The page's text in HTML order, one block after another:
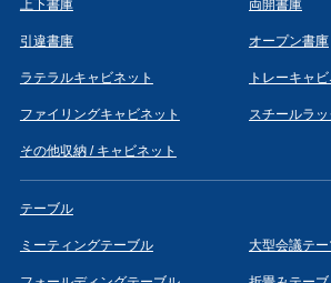
上下書庫 両開書庫
引違書庫 オープン書庫
ラテラルキャビネット トレーキャビ
ファイリングキャビネット スチールラッ
その他収納 / キャビネット
テーブル
ミーティングテーブル 大型会議テ